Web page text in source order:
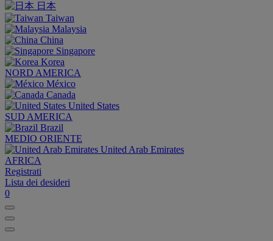
日本
Taiwan
Malaysia
China
Singapore
Korea
NORD AMERICA
México
Canada
United States
SUD AMERICA
Brazil
MEDIO ORIENTE
United Arab Emirates
AFRICA
Registrati
Lista dei desideri
0